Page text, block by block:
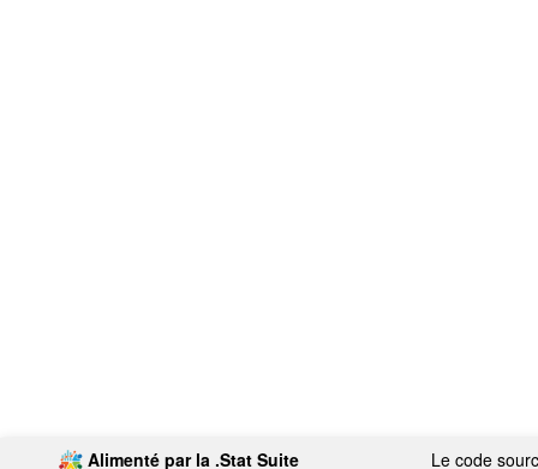
Alimenté par la.Stat Suite Le code